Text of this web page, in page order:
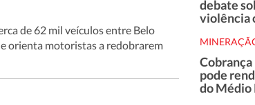
de 62 mil veículos entre Belo
orienta motoristas a redobrarem
debate
violência
pode
do Médio